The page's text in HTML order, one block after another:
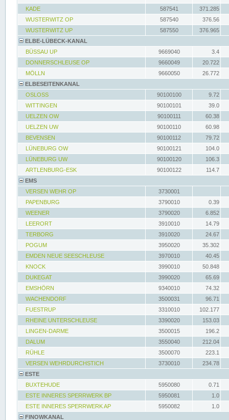
KADE
587541
371.285
WUSTERWITZ OP
587540
376.56
WUSTERWITZ UP
587550
376.965
ELBE-LÜBECK-KANAL
BÜSSAU UP
9669040
3.4
DONNERSCHLEUSE OP
9660049
20.722
MÖLLN
9660050
26.772
ELBESEITENKANAL
OSLOSS
90100100
9.72
WITTINGEN
90100101
39.0
UELZEN OW
90100111
60.38
UELZEN UW
90100110
60.98
BEVENSEN
90100112
79.72
LÜNEBURG OW
90100121
104.0
LÜNEBURG UW
90100120
106.3
ARTLENBURG-ESK
90100122
114.7
EMS
VERSEN WEHR OP
3730001
PAPENBURG
3790010
0.39
WEENER
3790020
6.852
LEERORT
3910010
14.79
TERBORG
3910020
24.67
POGUM
3950020
35.302
EMDEN NEUE SEESCHLEUSE
3970010
40.45
KNOCK
3990010
50.848
DUKEGAT
3990020
65.69
EMSHÖRN
9340010
74.32
WACHENDORF
3500031
96.71
FUESTRUP
3310010
102.177
RHEINE UNTERSCHLEUSE
3390020
153.03
LINGEN-DARME
3500015
196.2
DALUM
3550040
212.04
RÜHLE
3500070
223.1
VERSEN WEHRDURCHSTICH
3730010
234.78
ESTE
BUXTEHUDE
5950080
0.71
ESTE INNERES SPERRWERK BP
5950081
1.0
ESTE INNERES SPERRWERK AP
5950082
1.0
FINOWKANAL